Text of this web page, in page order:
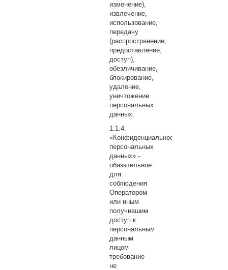
изменение),
извлечение,
использование,
передачу
(распространение,
предоставление,
доступ),
обезличивание,
блокирование,
удаление,
уничтожение
персональных
данных.
«Конфиденциальность
персональных
данных» -
обязательное
для
соблюдения
Оператором
или иным
получившим
доступ к
персональным
данным
лицом
требование
не